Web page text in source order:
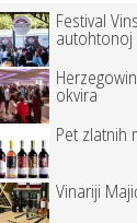
Festival
autohtonoj
okvira
Pet zlatnih
Vinariji